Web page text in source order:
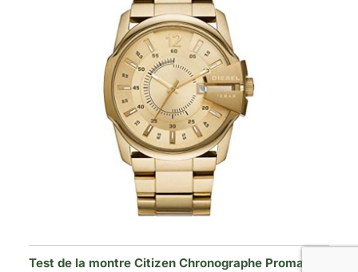
Test de la montre Citizen Chronographe Promaster